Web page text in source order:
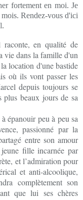
fortement en moi. Je
Rendez-vous d'ici
raconte, en qualité de
vie dans la famille d'un
location d'une bastide
où ils vont passer les
depuis toujours se
plus beaux jours de sa
épanouir peu à peu sa
passionné par la
entre son amour
fille incarnée par
et l’admiration pour
et anti-alcoolique,
complètement son
que lui ses chères